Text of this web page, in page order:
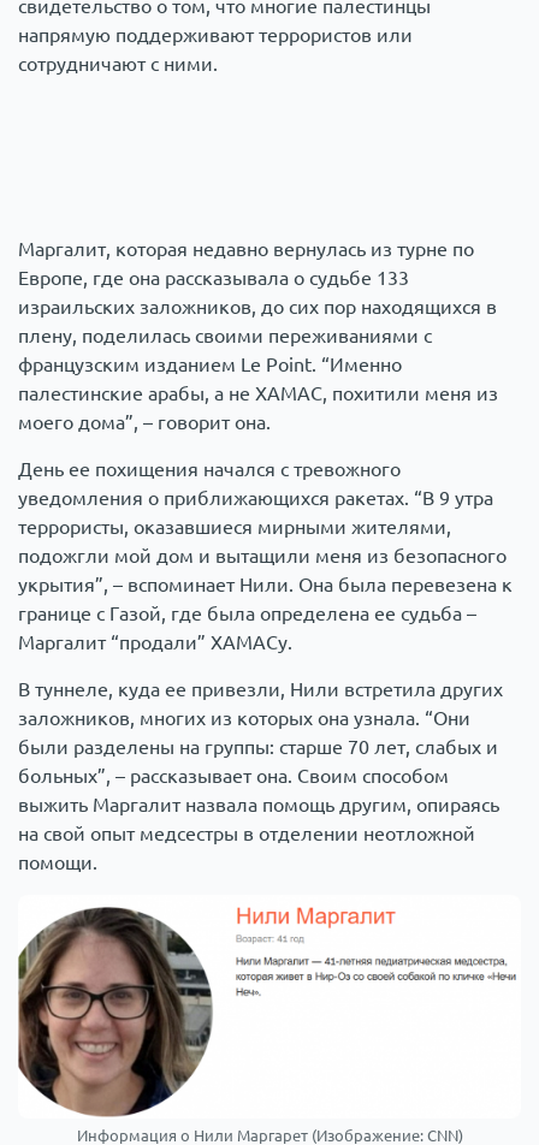
свидетельство о том, что многие палестинцы
напрямую поддерживают террористов или
сотрудничают с ними.
Маргалит, которая недавно вернулась из турне по
Европе, где она рассказывала о судьбе 133
израильских заложников, до сих пор находящихся в
плену, поделилась своими переживаниями с
французским изданием Le Point. “Именно
палестинские арабы, а не ХАМАС, похитили меня из
моего дома”, – говорит она.
День ее похищения начался с тревожного
уведомления о приближающихся ракетах. “В 9 утра
террористы, оказавшиеся мирными жителями,
подожгли мой дом и вытащили меня из безопасного
укрытия”, – вспоминает Нили. Она была перевезена к
границе с Газой, где была определена ее судьба –
Маргалит “продали” ХАМАСу.
В туннеле, куда ее привезли, Нили встретила других
заложников, многих из которых она узнала. “Они
были разделены на группы: старше 70 лет, слабых и
больных”, – рассказывает она. Своим способом
выжить Маргалит назвала помощь другим, опираясь
на свой опыт медсестры в отделении неотложной
помощи.
Информация о Нили Маргарет (Изображение: CNN)